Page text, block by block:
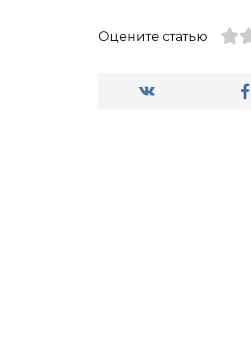
Оцените статью